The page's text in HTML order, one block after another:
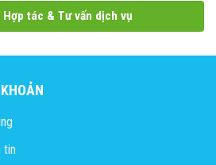
Hợp tác & Tư vấn dịch vụ
tin